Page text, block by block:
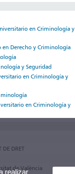
en Criminología y
en Derecho y Criminología
y Seguridad
en Criminología y
en Criminología y
DRET
de València
realizar